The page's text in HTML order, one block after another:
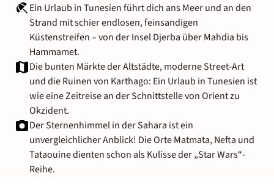
Ein Urlaub in Tunesien führt dich ans Meer und an den
Strand mit schier endlosen, feinsandigen
Küstenstreifen – von der Insel Djerba über Mahdia bis
Hammamet.
Die bunten Märkte der Altstädte, moderne Street-Art
und die Ruinen von Karthago: Ein Urlaub in Tunesien ist
wie eine Zeitreise an der Schnittstelle von Orient zu
Okzident.
Der Sternenhimmel in der Sahara ist ein
unvergleichlicher Anblick! Die Orte Matmata, Nefta und
Tataouine dienten schon als Kulisse der „Star Wars“-
Reihe.